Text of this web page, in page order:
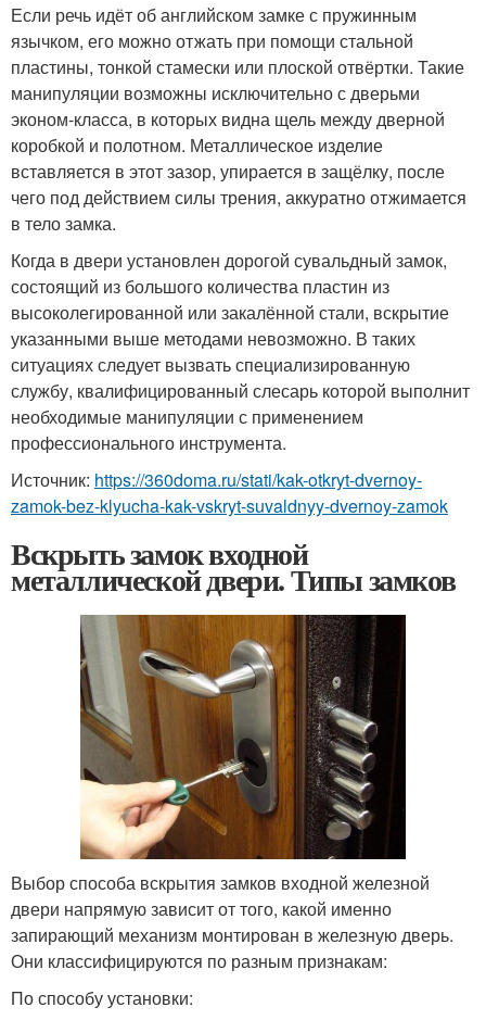
Если речь идёт об английском замке с пружинным
язычком, его можно отжать при помощи стальной
пластины, тонкой стамески или плоской отвёртки. Такие
манипуляции возможны исключительно с дверьми
эконом-класса, в которых видна щель между дверной
коробкой и полотном. Металлическое изделие
вставляется в этот зазор, упирается в защёлку, после
чего под действием силы трения, аккуратно отжимается
в тело замка.
Когда в двери установлен дорогой сувальдный замок,
состоящий из большого количества пластин из
высоколегированной или закалённой стали, вскрытие
указанными выше методами невозможно. В таких
ситуациях следует вызвать специализированную
службу, квалифицированный слесарь которой выполнит
необходимые манипуляции с применением
профессионального инструмента.
Источник: https://360doma.ru/stati/kak-otkryt-dvernoy-
zamok-bez-klyucha-kak-vskryt-suvaldnyy-dvernoy-zamok
Вскрыть замок входной
металлической двери. Типы замков
Выбор способа вскрытия замков входной железной
двери напрямую зависит от того, какой именно
запирающий механизм монтирован в железную дверь.
Они классифицируются по разным признакам:
По способу установки: